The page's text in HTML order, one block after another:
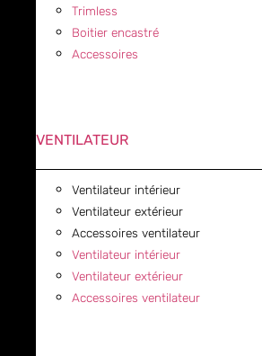
Trimless
Boitier encastré
Accessoires
VENTILATEUR
Ventilateur intérieur
Ventilateur extérieur
Accessoires ventilateur
Ventilateur intérieur
Ventilateur extérieur
Accessoires ventilateur